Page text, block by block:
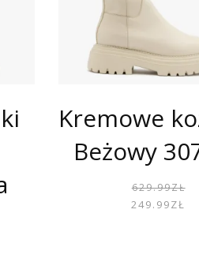
Kremowe
Beżowy
629.99ZŁ
249.99ZŁ